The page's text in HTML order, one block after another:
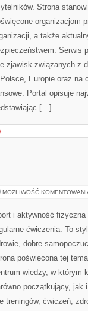
Strona
organizacjom
a także
Serwis
zjawisk związanych z
Europie oraz na
Portal opisuje
[…]
MOŻLIWOŚĆ
i aktywność
ćwiczenia. To
dobre
poświęcona tej
wiedzy, w którym
początkujący, jak
treningów, ćwiczeń,